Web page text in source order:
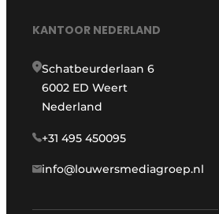
KANTOOR NEDERLAND
Schatbeurderlaan 6
6002 ED Weert
Nederland
+31 495 450095
info@louwersmediagroep.nl